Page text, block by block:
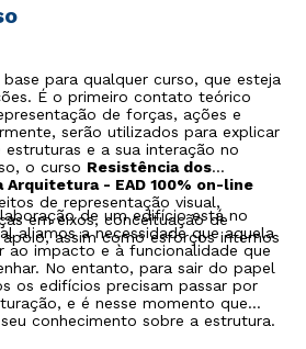
por um processo de
momento que entra o profissional
para qualquer curso, que esteja
É o primeiro contato teórico
de forças, ações e
serão utilizados para explicar
e a sua interação no
o curso Resistência dos
Arquitetura - EAD 100% on-line
de representação visual,
em eixos, conceituação de
assim como esforços internos
de um edifício está no
aliamos a necessidade que aquela
ao impacto e à funcionalidade que
No entanto, para sair do papel
os edifícios precisam passar por
e é nesse momento que
conhecimento sobre a estrutura.